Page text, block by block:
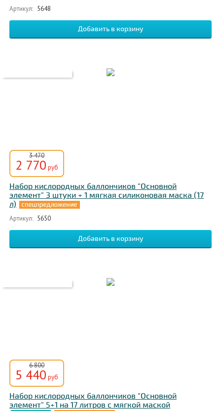
Артикул: 5648
3 470
2 770 руб
Набор кислородных баллончиков "Основной
элемент" 3 штуки + 1 мягкая силиконовая маска (17
л)
Артикул: 5650
6 800
5 440 руб
Набор кислородных баллончиков "Основной
элемент" 5+1 на 17 литров с мягкой маской